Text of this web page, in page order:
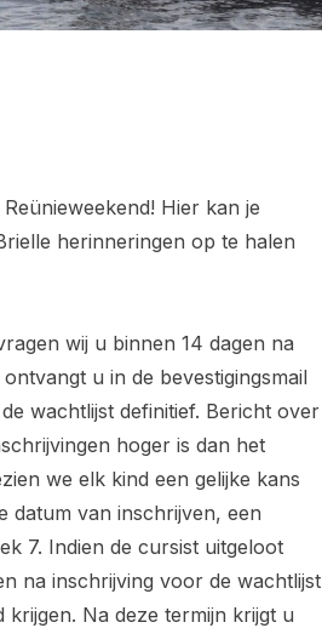
Hier kan je
herinneringen op te halen
wij u binnen 14 dagen na
u in de bevestigingsmail
wachtlijst definitief. Bericht over
hoger is dan het
we elk kind een gelijke kans
datum van inschrijven, een
7. Indien de cursist uitgeloot
na inschrijving voor de wachtlijst
Na deze termijn krijgt u